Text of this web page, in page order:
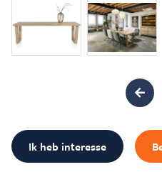
Inspiratie & Advies
Ik heb interesse